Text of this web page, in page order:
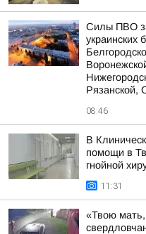
Силы ПВО
украинских
Рязанской,
08:46
В
помощи в
гнойной
11:31
«Твою мать,